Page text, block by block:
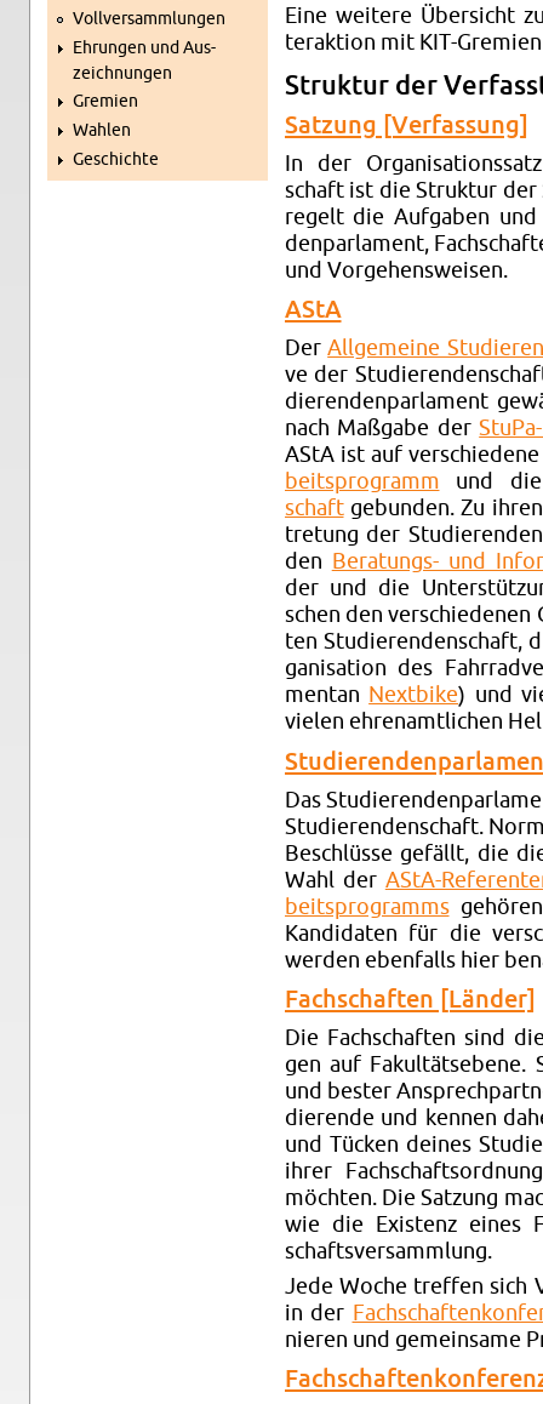
Voll­ver­samm­lun­gen
Eh­run­gen und Aus­
zeich­nun­gen
Gre­mi­en
Wah­len
Ge­schich­te
Eine wei­te­re Über­sicht
ter­ak­ti­on mit KIT-
Struk­tur der
Sat­zung [Ver­fas­sung]
In der
schaft ist die Struk­tur der
re­gelt die Auf­ga­ben
den­par­la­ment,
und Vor­ge­hens­wei­sen.
AStA
DerAll­ge­mei­ne
ve der
die­ren­den­par­la­ment
nach Maß­ga­be der
AStA ist auf
beits­pro­gramm und
schaftge­bun­den. Zu
tre­tung der
den
Be­ra­tungs- und
der und die
schen den
ten Stu­die­ren­den­schaft,
ga­ni­sa­ti­on des
men­tan
Next­bike) und
vie­len eh­ren­amt­li­chen
Das
Stu­die­ren­den­schaft.
Be­schlüs­se ge­fällt, die
Wahl der AStA-
beits­pro­grammsge­hö­ren
Kan­di­da­ten für die
wer­den eben­falls hier
Fach­schaf­ten [Län­der]
Die Fach­schaf­ten sind
gen auf
und bes­ter
die­ren­de und ken­nen
und Tü­cken dei­nes
ihrer
möch­ten. Die Sat­zung
wie die Exis­tenz eines
schafts­ver­samm­lung.
Jede Woche tref­fen sich
in der
nie­ren und ge­mein­sa­me